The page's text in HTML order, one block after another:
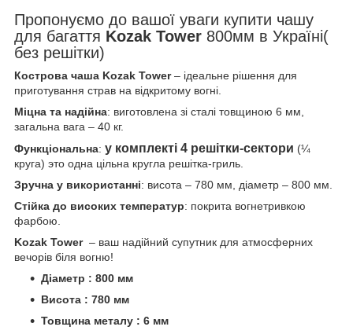
Пропонуємо до вашої уваги купити чашу
для багаття Kozak Tower 800мм в Україні(
без решітки)
Кострова чаша Kozak Tower– ідеальне рішення для
приготування страв на відкритому вогні.
Міцна та надійна: виготовлена зі сталі товщиною 6 мм,
загальна вага – 40 кг.
Функціональна: у комплекті 4 решітки-сектори (¼
круга) это одна цільна кругла решітка-гриль.
Зручна у використанні: висота – 780 мм, діаметр – 800 мм.
Стійка до високих температур: покрита вогнетривкою
фарбою.
Kozak Tower – ваш надійний супутник для атмосферних
вечорів біля вогню!
Діаметр : 800 мм
Висота : 780 мм
Товщина металу : 6 мм